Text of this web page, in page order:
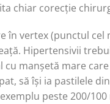
chiar corecție
în vertex (punctul cel
Hipertensivii
manșetă mare
să își ia pastilele
peste 200/